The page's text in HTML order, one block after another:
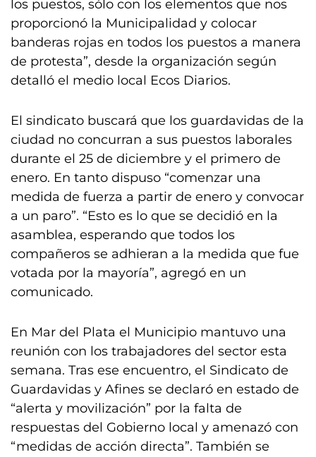
los puestos, sólo con los elementos que nos
proporcionó la Municipalidad y colocar
banderas rojas en todos los puestos a manera
de protesta”, desde la organización según
detalló el medio local Ecos Diarios.
El sindicato buscará que los guardavidas de la
ciudad no concurran a sus puestos laborales
durante el 25 de diciembre y el primero de
enero. En tanto dispuso “comenzar una
medida de fuerza a partir de enero y convocar
a un paro”. “Esto es lo que se decidió en la
asamblea, esperando que todos los
compañeros se adhieran a la medida que fue
votada por la mayoría”, agregó en un
comunicado.
En Mar del Plata el Municipio mantuvo una
reunión con los trabajadores del sector esta
semana. Tras ese encuentro, el Sindicato de
Guardavidas y Afines se declaró en estado de
“alerta y movilización” por la falta de
respuestas del Gobierno local y amenazó con
“medidas de acción directa”. También se